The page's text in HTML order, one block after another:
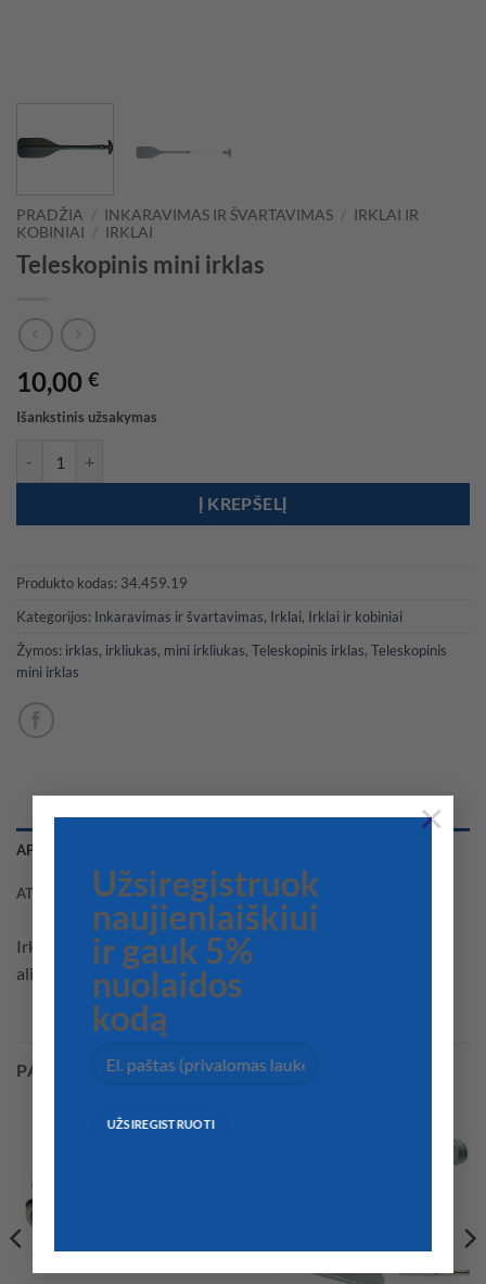
Užsiregistruok
naujienlaiškiui
ir gauk 5%
nuolaidos
kodą
×
PRADŽIA / INKARAVIMAS IR ŠVARTAVIMAS / IRKLAI IR
KOBINIAI / IRKLAI
Teleskopinis mini irklas
10,00 €
Išankstinis užsakymas
Į KREPŠELĮ
Produkto kodas: 34.459.19
Kategorijos: Inkaravimas ir švartavimas, Irklai, Irklai ir kobiniai
Žymos: irklas, irkliukas, mini irkliukas, Teleskopinis irklas, Teleskopinis
mini irklas
APRAŠYMAS
ATSILIEPIMAI (0)
Irklas ir rankena pagaminti iš juodo plastiko, anoduoto
aliuminio strypo. Padengtas epoksidine derva.
PANAŠŪS PRODUKTAI